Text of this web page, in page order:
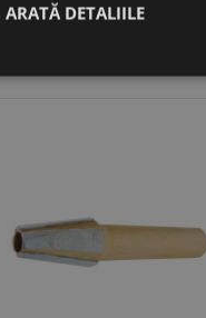
ARATĂ DETALIILE
urile strict necesare permit
Site-ul web nu poate fi
Nume
Domeniu
CookieScriptConsent